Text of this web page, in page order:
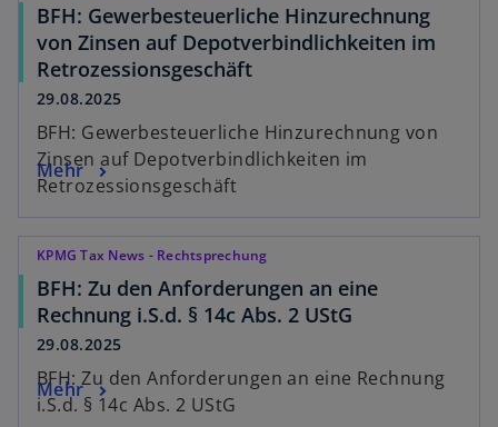
BFH: Gewerbesteuerliche Hinzurechnung
von Zinsen auf Depotverbindlichkeiten im
Retrozessionsgeschäft
29.08.2025
BFH: Gewerbesteuerliche Hinzurechnung von
Zinsen auf Depotverbindlichkeiten im
Retrozessionsgeschäft
Mehr
KPMG Tax News - Rechtsprechung
BFH: Zu den Anforderungen an eine
Rechnung i.S.d. § 14c Abs. 2 UStG
29.08.2025
BFH: Zu den Anforderungen an eine Rechnung
i.S.d. § 14c Abs. 2 UStG
Mehr